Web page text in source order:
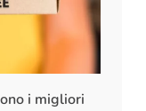
i migliori